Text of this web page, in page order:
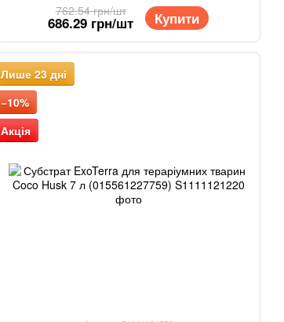
762.54 грн/шт
686.29 грн/шт Купити
Лише 23 дні
−10%
Акція